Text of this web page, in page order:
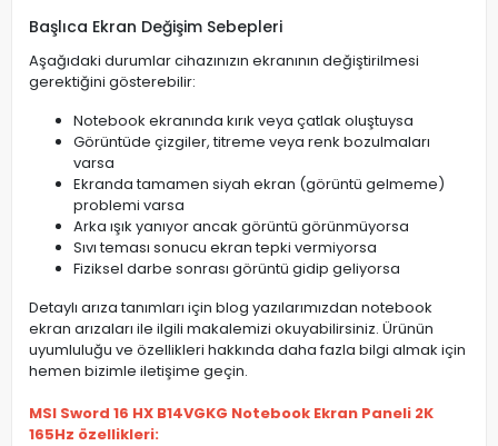
Başlıca Ekran Değişim Sebepleri
Aşağıdaki durumlar cihazınızın ekranının değiştirilmesi
gerektiğini gösterebilir:
Notebook ekranında kırık veya çatlak oluştuysa
Görüntüde çizgiler, titreme veya renk bozulmaları
varsa
Ekranda tamamen siyah ekran (görüntü gelmeme)
problemi varsa
Arka ışık yanıyor ancak görüntü görünmüyorsa
Sıvı teması sonucu ekran tepki vermiyorsa
Fiziksel darbe sonrası görüntü gidip geliyorsa
Detaylı arıza tanımları için blog yazılarımızdan notebook
ekran arızaları ile ilgili makalemizi okuyabilirsiniz. Ürünün
uyumluluğu ve özellikleri hakkında daha fazla bilgi almak için
hemen bizimle iletişime geçin.
MSI Sword 16 HX B14VGKG Notebook Ekran Paneli 2K
165Hz özellikleri: